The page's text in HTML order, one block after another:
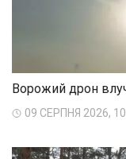
Ворожий дрон
09 СЕРПНЯ 2026,